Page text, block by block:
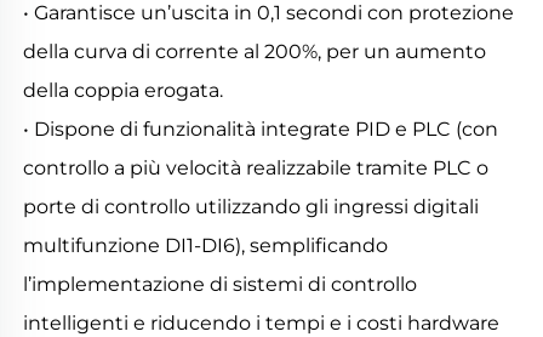
• Garantisce un’uscita in 0,1 secondi con protezione
della curva di corrente al 200%, per un aumento
della coppia erogata.
• Dispone di funzionalità integrate PID e PLC (con
controllo a più velocità realizzabile tramite PLC o
porte di controllo utilizzando gli ingressi digitali
multifunzione DI1-DI6), semplificando
l’implementazione di sistemi di controllo
intelligenti e riducendo i tempi e i costi hardware